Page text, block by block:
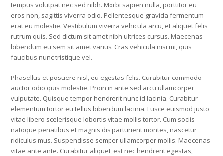
tempus volutpat nec sed nibh. Morbi sapien nulla, porttitor eu
eros non, sagittis viverra odio. Pellentesque gravida fermentum
erat eu molestie. Vestibulum viverra vehicula arcu, et aliquet felis
rutrum quis. Sed dictum sit amet nibh ultrices cursus. Maecenas
bibendum eu sem sit amet varius. Cras vehicula nisi mi, quis
faucibus nunc tristique vel.
Phasellus et posuere nisl, eu egestas felis. Curabitur commodo
auctor odio quis molestie. Proin in ante sed arcu ullamcorper
vulputate. Quisque tempor hendrerit nunc id lacinia. Curabitur
elementum tortor eu tellus bibendum lacinia. Fusce euismod justo
vitae libero scelerisque lobortis vitae mollis tortor. Cum sociis
natoque penatibus et magnis dis parturient montes, nascetur
ridiculus mus. Suspendisse semper ullamcorper mollis. Maecenas
vitae ante ante. Curabitur aliquet, est nec hendrerit egestas,